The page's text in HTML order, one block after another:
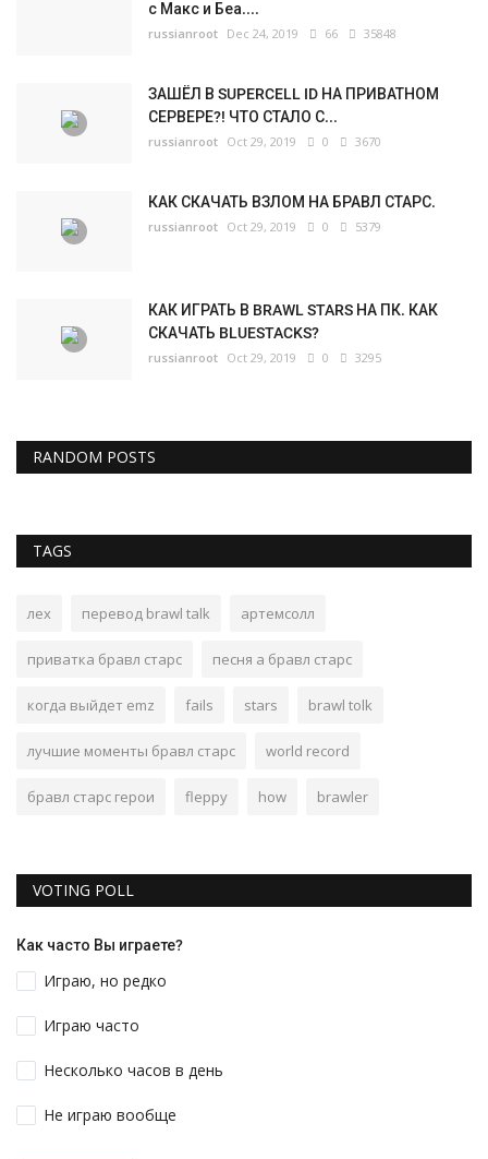
с Макс и Беа....
russianroot Dec 24, 2019 66 35848
ЗАШЁЛ В SUPERCELL ID НА ПРИВАТНОМ
СЕРВЕРЕ?! ЧТО СТАЛО С...
russianroot Oct 29, 2019 0 3670
КАК СКАЧАТЬ ВЗЛОМ НА БРАВЛ СТАРС.
russianroot Oct 29, 2019 0 5379
КАК ИГРАТЬ В BRAWL STARS НА ПК. КАК
СКАЧАТЬ BLUESTACKS?
russianroot Oct 29, 2019 0 3295
RANDOM POSTS
TAGS
лех перевод brawl talk артемсолл
приватка бравл старс песня а бравл старс
когда выйдет emz fails stars brawl tolk
лучшие моменты бравл старс world record
бравл старс герои fleppy how brawler
VOTING POLL
Как часто Вы играете?
Играю, но редко
Играю часто
Несколько часов в день
Не играю вообще